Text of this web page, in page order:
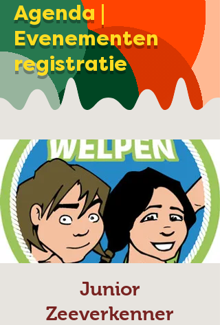
Agenda |
Evenementen
registratie
Junior
Zeeverkenner